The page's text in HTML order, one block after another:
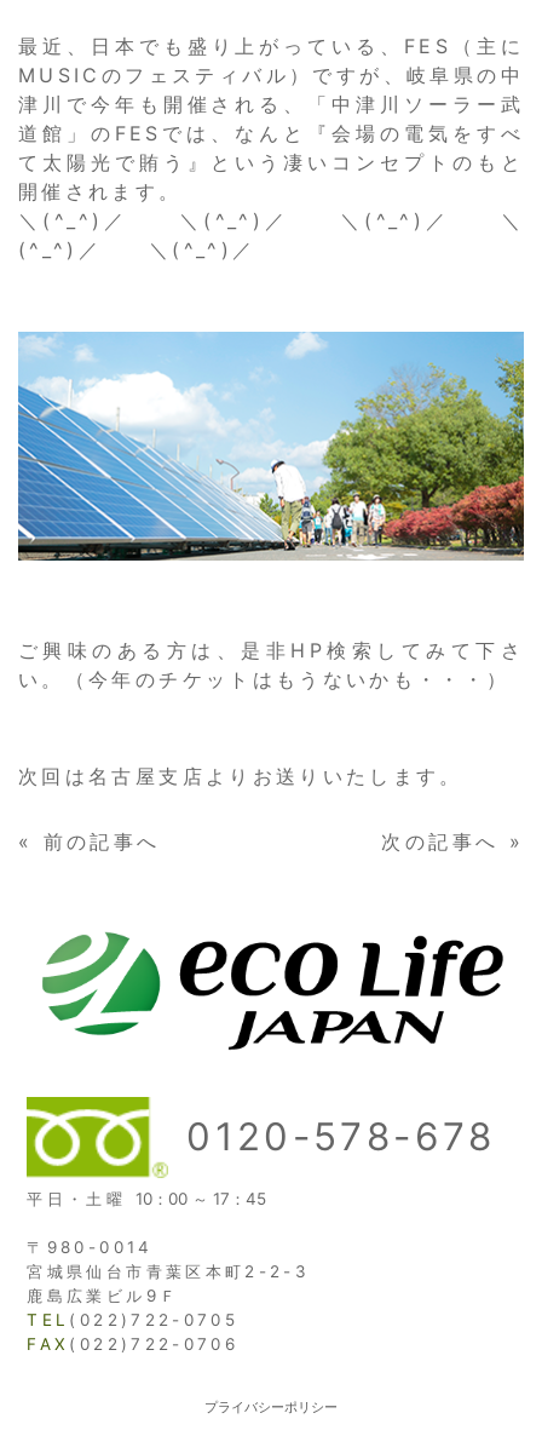
最近、日本でも盛り上がっている、FES（主に
MUSICのフェスティバル）ですが、岐阜県の中
津川で今年も開催される、「中津川ソーラー武
道館」のFESでは、なんと『会場の電気をすべ
て太陽光で賄う』という凄いコンセプトのもと
開催されます。
＼(^_^)／ ＼(^_^)／ ＼(^_^)／ ＼
(^_^)／ ＼(^_^)／
ご興味のある方は、是非HP検索してみて下さ
い。（今年のチケットはもうないかも・・・）
次回は名古屋支店よりお送りいたします。
« 前の記事へ 次の記事へ »
0120-578-678
平日・土曜 10：00 ～ 17：45
〒980-0014
宮城県仙台市青葉区本町2-2-3
鹿島広業ビル9Ｆ
TEL (022)722-0705
FAX (022)722-0706
プライバシーポリシー